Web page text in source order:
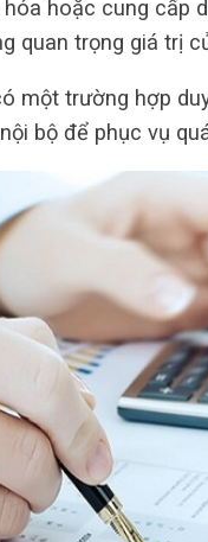
hoặc cung cấp
quan trọng giá trị
một trường hợp
bộ để phục vụ